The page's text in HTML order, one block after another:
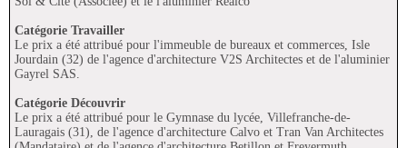
Catégorie Travailler
Le prix a été attribué pour l'immeuble de bureaux et commerces, Isle
Jourdain (32) de l'agence d'architecture V2S Architectes et de l'aluminier
Gayrel SAS.
Catégorie Découvrir
Le prix a été attribué pour le Gymnase du lycée, Villefranche-de-
Lauragais (31), de l'agence d'architecture Calvo et Tran Van Architectes